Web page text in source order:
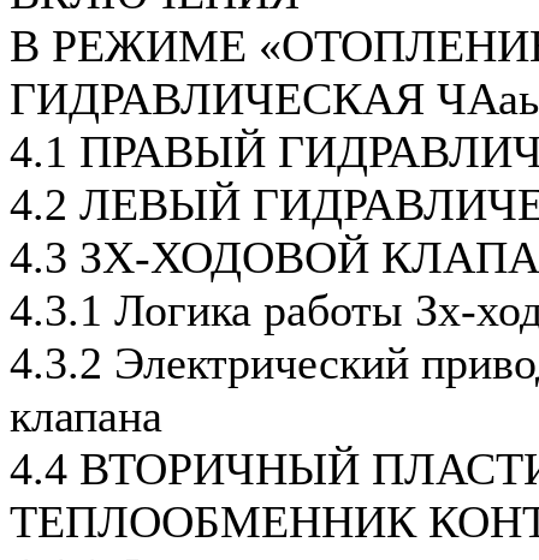
В РЕЖИМЕ
ГИДРАВЛИЧЕСКАЯ ЧАаь
4.1 ПРАВЫЙ
4.2 ЛЕВЫЙ
4.3 ЗХ-ХОДОВОЙ
4.3.1 Логика работы Зх-
4.3.2 Электрический
клапана
4.4 ВТОРИЧНЫЙ
ТЕПЛООБМЕННИК